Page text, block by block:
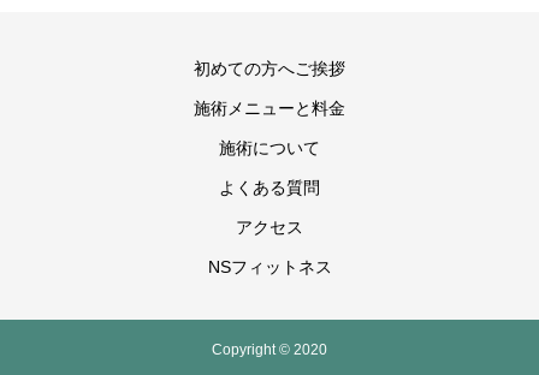
初めての方へご挨拶
施術メニューと料金
施術について
よくある質問
アクセス
NSフィットネス
Copyright © 2020